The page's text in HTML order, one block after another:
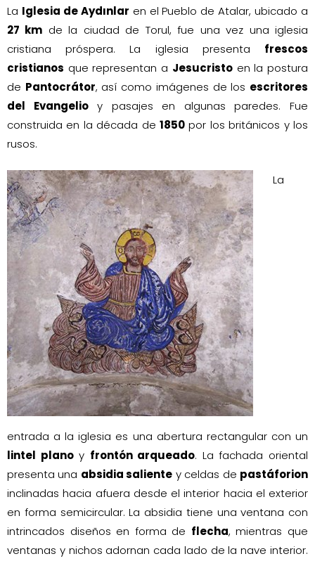
La Iglesia de Aydınlar en el Pueblo de Atalar, ubicado a
27 km de la ciudad de Torul, fue una vez una iglesia
cristiana próspera. La iglesia presenta frescos
cristianos que representan a Jesucristoen la postura
de Pantocrátor, así como imágenes de los escritores
del Evangelioy pasajes en algunas paredes. Fue
construida en la década de 1850 por los británicos y los
rusos.
La
entrada a la iglesia es una abertura rectangular con un
lintel planoy frontón arqueado. La fachada oriental
presenta una absidia saliente y celdas de pastáforion
inclinadas hacia afuera desde el interior hacia el exterior
en forma semicircular. La absidia tiene una ventana con
intrincados diseños en forma de flecha, mientras que
ventanas y nichos adornan cada lado de la nave interior.